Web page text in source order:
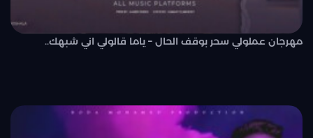
مهرجان عملولي سحر بوقف الحال – ياما قالولي اني شبهك..